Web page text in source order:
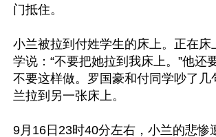
门抵住。
小兰被拉到付姓学生的床上。正在床
学说：“不要把她拉到我床上。”他还
不要这样做。罗国豪和付同学吵了几
兰拉到另一张床上。
9月16日23时40分左右，小兰的悲惨